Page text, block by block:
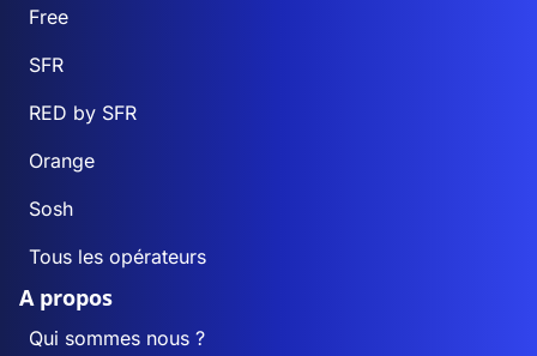
Free
SFR
RED by SFR
Orange
Sosh
Tous les opérateurs
A propos
Qui sommes nous ?